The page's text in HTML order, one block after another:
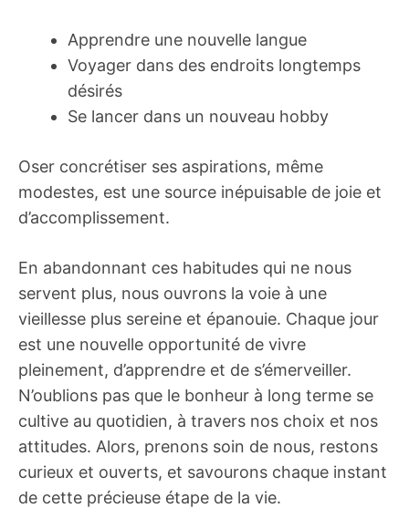
Apprendre une nouvelle langue
Voyager dans des endroits longtemps
désirés
Se lancer dans un nouveau hobby
Oser concrétiser ses aspirations, même
modestes, est une source inépuisable de joie et
d’accomplissement.
En abandonnant ces habitudes qui ne nous
servent plus, nous ouvrons la voie à une
vieillesse plus sereine et épanouie. Chaque jour
est une nouvelle opportunité de vivre
pleinement, d’apprendre et de s’émerveiller.
N’oublions pas que le bonheur à long terme se
cultive au quotidien, à travers nos choix et nos
attitudes. Alors, prenons soin de nous, restons
curieux et ouverts, et savourons chaque instant
de cette précieuse étape de la vie.